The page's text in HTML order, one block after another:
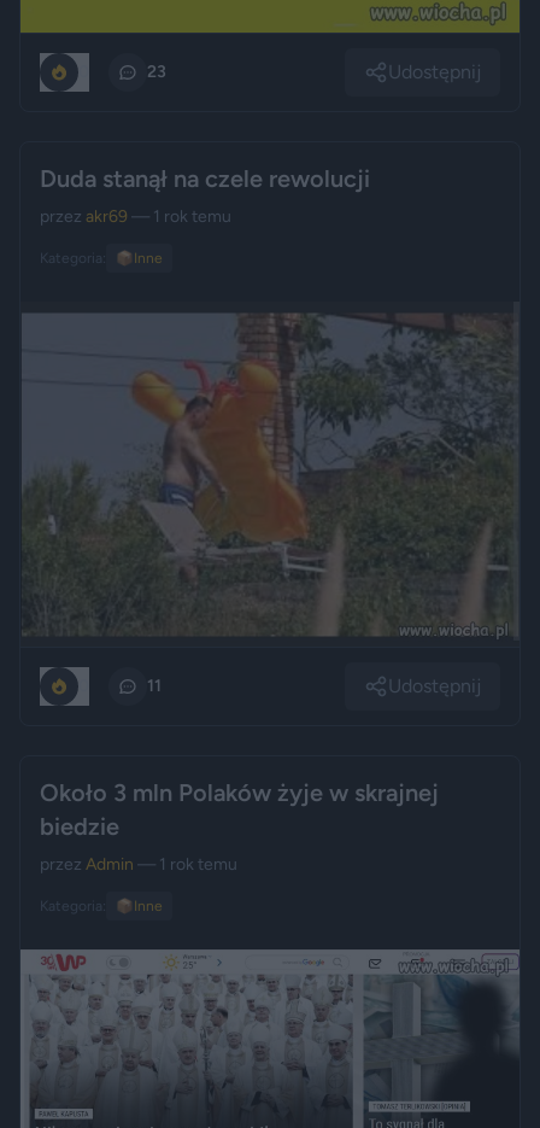
23 Udostępnij
Duda stanął na czele rewolucji
przez akr69 — 1 rok temu
Kategoria: 📦 Inne
11 Udostępnij
Około 3 mln Polaków żyje w skrajnej
biedzie
przez Admin — 1 rok temu
Kategoria: 📦 Inne